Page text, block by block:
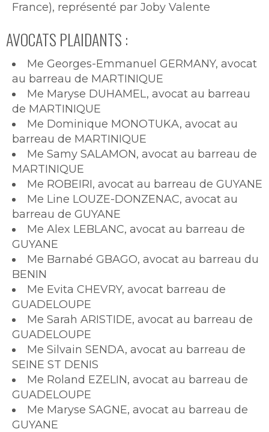
France), représenté par Joby Valente
AVOCATS PLAIDANTS :
Me Georges-Emmanuel GERMANY, avocat
au barreau de MARTINIQUE
Me Maryse DUHAMEL, avocat au barreau
de MARTINIQUE
Me Dominique MONOTUKA, avocat au
barreau de MARTINIQUE
Me Samy SALAMON, avocat au barreau de
MARTINIQUE
Me ROBEIRI, avocat au barreau de GUYANE
Me Line LOUZE-DONZENAC, avocat au
barreau de GUYANE
Me Alex LEBLANC, avocat au barreau de
GUYANE
Me Barnabé GBAGO, avocat au barreau du
BENIN
Me Evita CHEVRY, avocat barreau de
GUADELOUPE
Me Sarah ARISTIDE, avocat au barreau de
GUADELOUPE
Me Silvain SENDA, avocat au barreau de
SEINE ST DENIS
Me Roland EZELIN, avocat au barreau de
GUADELOUPE
Me Maryse SAGNE, avocat au barreau de
GUYANE